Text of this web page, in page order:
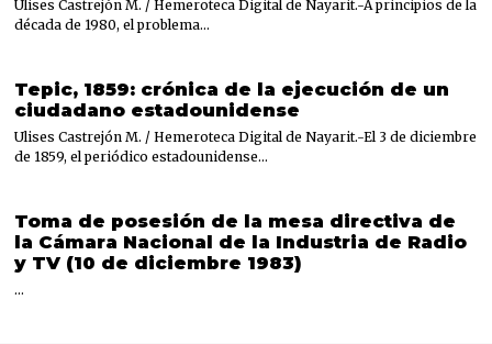
Ulises Castrejón M. / Hemeroteca Digital de Nayarit.-A principios de la
década de 1980, el problema…
Tepic, 1859: crónica de la ejecución de un
ciudadano estadounidense
Ulises Castrejón M. / Hemeroteca Digital de Nayarit.-El 3 de diciembre
de 1859, el periódico estadounidense…
Toma de posesión de la mesa directiva de
la Cámara Nacional de la Industria de Radio
y TV (10 de diciembre 1983)
…